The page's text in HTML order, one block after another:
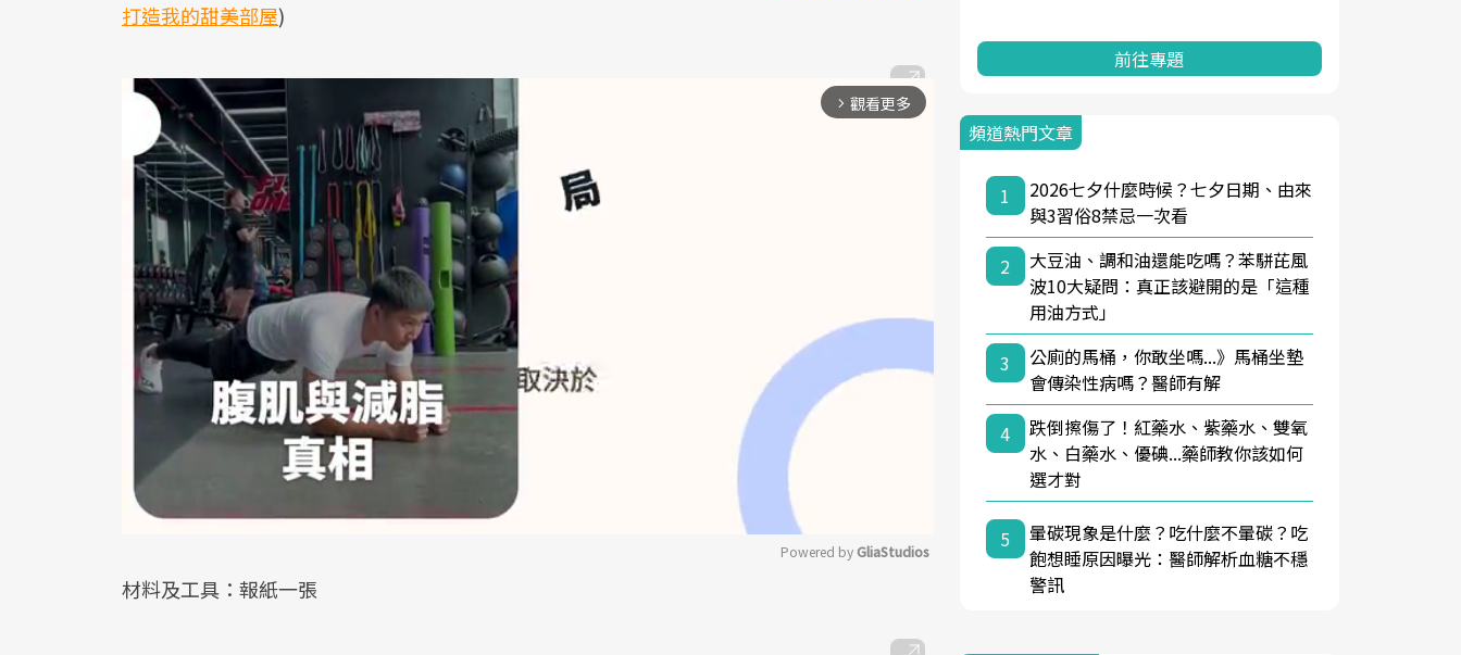
打造我的甜美部屋)
arrow_forward_ios 觀看更多
Powered by GliaStudios
材料及工具：報紙一張
前往專題
頻道熱門文章
1
2026七夕什麼時候？七夕日期、由來
與3習俗8禁忌一次看
2
大豆油、調和油還能吃嗎？苯駢芘風
波10大疑問：真正該避開的是「這種
用油方式」
3
公廁的馬桶，你敢坐嗎...》馬桶坐墊
會傳染性病嗎？醫師有解
4
跌倒擦傷了！紅藥水、紫藥水、雙氧
水、白藥水、優碘...藥師教你該如何
選才對
5
暈碳現象是什麼？吃什麼不暈碳？吃
飽想睡原因曝光：醫師解析血糖不穩
警訊